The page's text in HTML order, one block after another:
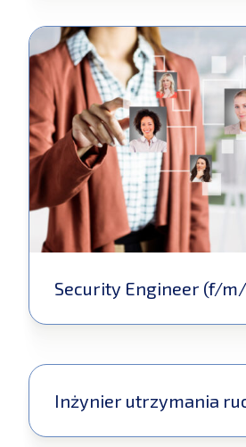
Security Engineer (f/
Inżynier utrzymania